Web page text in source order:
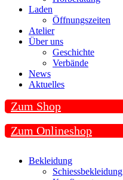
Laden
Öffnungszeiten
Atelier
Über uns
Geschichte
Verbände
News
Aktuelles
Zum Shop
Zum Onlineshop
Bekleidung
Schiessbekleidung